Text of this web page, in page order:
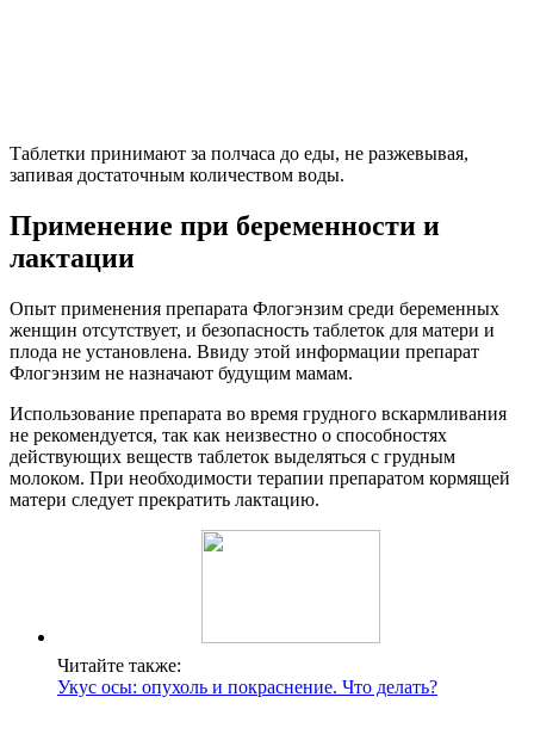
Таблетки принимают за полчаса до еды, не разжевывая,
запивая достаточным количеством воды.
Применение при беременности и
лактации
Опыт применения препарата Флогэнзим среди беременных
женщин отсутствует, и безопасность таблеток для матери и
плода не установлена. Ввиду этой информации препарат
Флогэнзим не назначают будущим мамам.
Использование препарата во время грудного вскармливания
не рекомендуется, так как неизвестно о способностях
действующих веществ таблеток выделяться с грудным
молоком. При необходимости терапии препаратом кормящей
матери следует прекратить лактацию.
Читайте также:
Укус осы: опухоль и покраснение. Что делать?